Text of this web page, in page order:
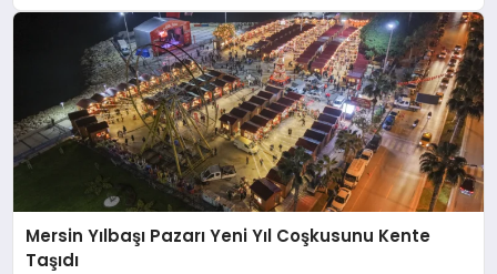
Mersin Yılbaşı Pazarı Yeni Yıl Coşkusunu Kente
Taşıdı